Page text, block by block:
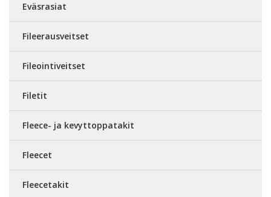
Eväsrasiat
Fileerausveitset
Fileointiveitset
Filetit
Fleece- ja kevyttoppatakit
Fleecet
Fleecetakit